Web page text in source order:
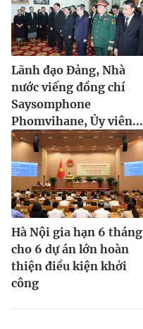
Lãnh đạo Đảng, Nhà
nước viếng đồng chí
Saysomphone
Phomvihane, Ủy viên...
Hà Nội gia hạn 6 tháng
cho 6 dự án lớn hoàn
thiện điều kiện khởi
công